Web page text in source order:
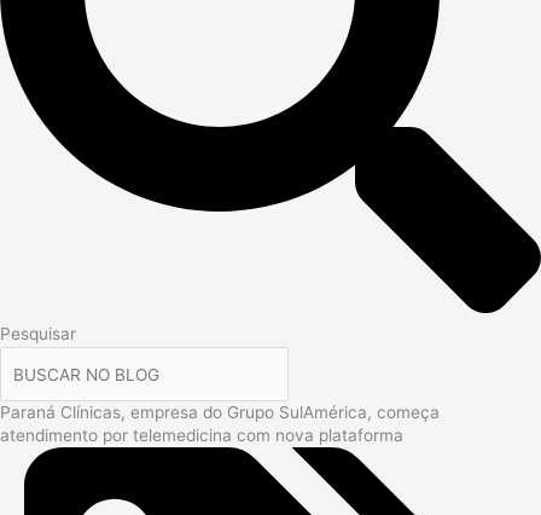
Pesquisar
Paraná Clínicas, empresa do Grupo SulAmérica, começa
atendimento por telemedicina com nova plataforma